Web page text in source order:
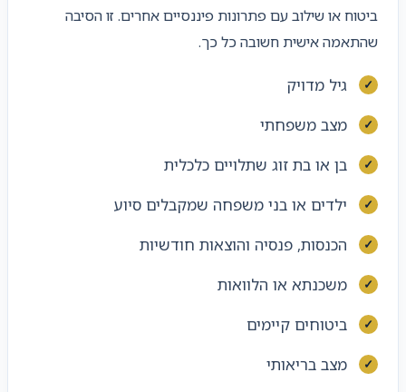
ביטוח או שילוב עם פתרונות פיננסיים אחרים. זו הסיבה
שהתאמה אישית חשובה כל כך.
גיל מדויק
מצב משפחתי
בן או בת זוג שתלויים כלכלית
ילדים או בני משפחה שמקבלים סיוע
הכנסות, פנסיה והוצאות חודשיות
משכנתא או הלוואות
ביטוחים קיימים
מצב בריאותי